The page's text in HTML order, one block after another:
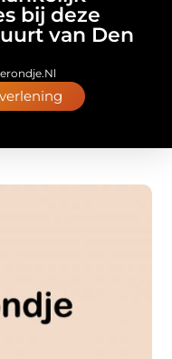
bij deze
van Den